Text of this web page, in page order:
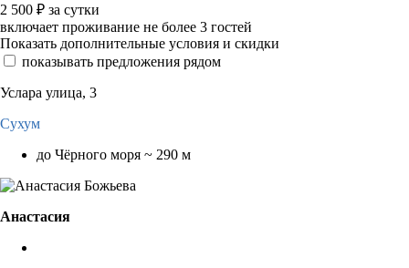
2 500 ₽ за сутки
включает проживание не более 3 гостей
Показать дополнительные условия и скидки
показывать предложения рядом
Услара улица, 3
Сухум
до Чёрного моря ~ 290 м
Анастасия